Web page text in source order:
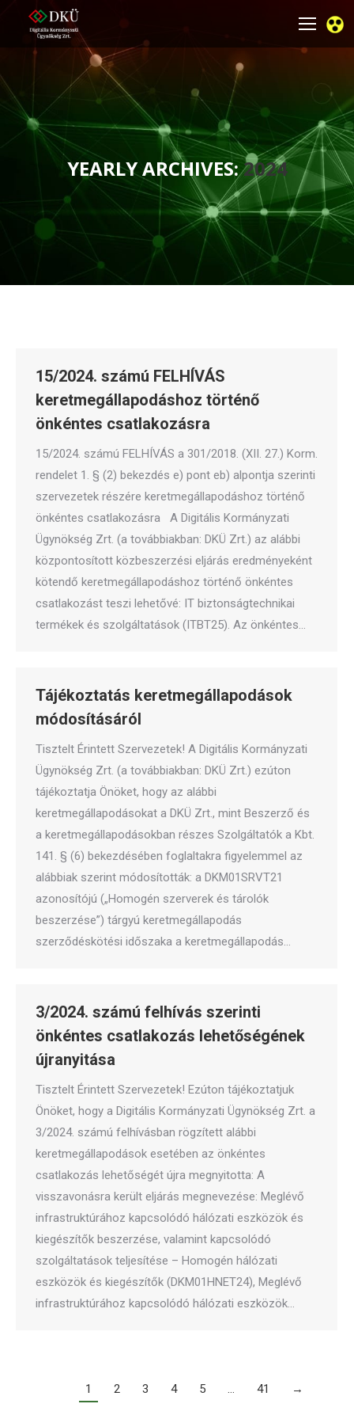
YEARLY ARCHIVES:2024
You are here:
15/2024. számú FELHÍVÁS
keretmegállapodáshoz történő
önkéntes csatlakozásra
15/2024. számú FELHÍVÁS a 301/2018. (XII. 27.) Korm.
rendelet 1. § (2) bekezdés e) pont eb) alpontja szerinti
szervezetek részére keretmegállapodáshoz történő
önkéntes csatlakozásra A Digitális Kormányzati
Ügynökség Zrt. (a továbbiakban: DKÜ Zrt.) az alábbi
központosított közbeszerzési eljárás eredményeként
kötendő keretmegállapodáshoz történő önkéntes
csatlakozást teszi lehetővé: IT biztonságtechnikai
termékek és szolgáltatások (ITBT25). Az önkéntes…
Tájékoztatás keretmegállapodások
módosításáról
Tisztelt Érintett Szervezetek! A Digitális Kormányzati
Ügynökség Zrt. (a továbbiakban: DKÜ Zrt.) ezúton
tájékoztatja Önöket, hogy az alábbi
keretmegállapodásokat a DKÜ Zrt., mint Beszerző és
a keretmegállapodásokban részes Szolgáltatók a Kbt.
141. § (6) bekezdésében foglaltakra figyelemmel az
alábbiak szerint módosították: a DKM01SRVT21
azonosítójú („Homogén szerverek és tárolók
beszerzése”) tárgyú keretmegállapodás
szerződéskötési időszaka a keretmegállapodás…
3/2024. számú felhívás szerinti
önkéntes csatlakozás lehetőségének
újranyitása
Tisztelt Érintett Szervezetek! Ezúton tájékoztatjuk
Önöket, hogy a Digitális Kormányzati Ügynökség Zrt. a
3/2024. számú felhívásban rögzített alábbi
keretmegállapodások esetében az önkéntes
csatlakozás lehetőségét újra megnyitotta: A
visszavonásra került eljárás megnevezése: Meglévő
infrastruktúrához kapcsolódó hálózati eszközök és
kiegészítők beszerzése, valamint kapcsolódó
szolgáltatások teljesítése – Homogén hálózati
eszközök és kiegészítők (DKM01HNET24), Meglévő
infrastruktúrához kapcsolódó hálózati eszközök…
1 2 3 4 5 … 41 →